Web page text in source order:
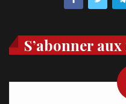
S’abonner